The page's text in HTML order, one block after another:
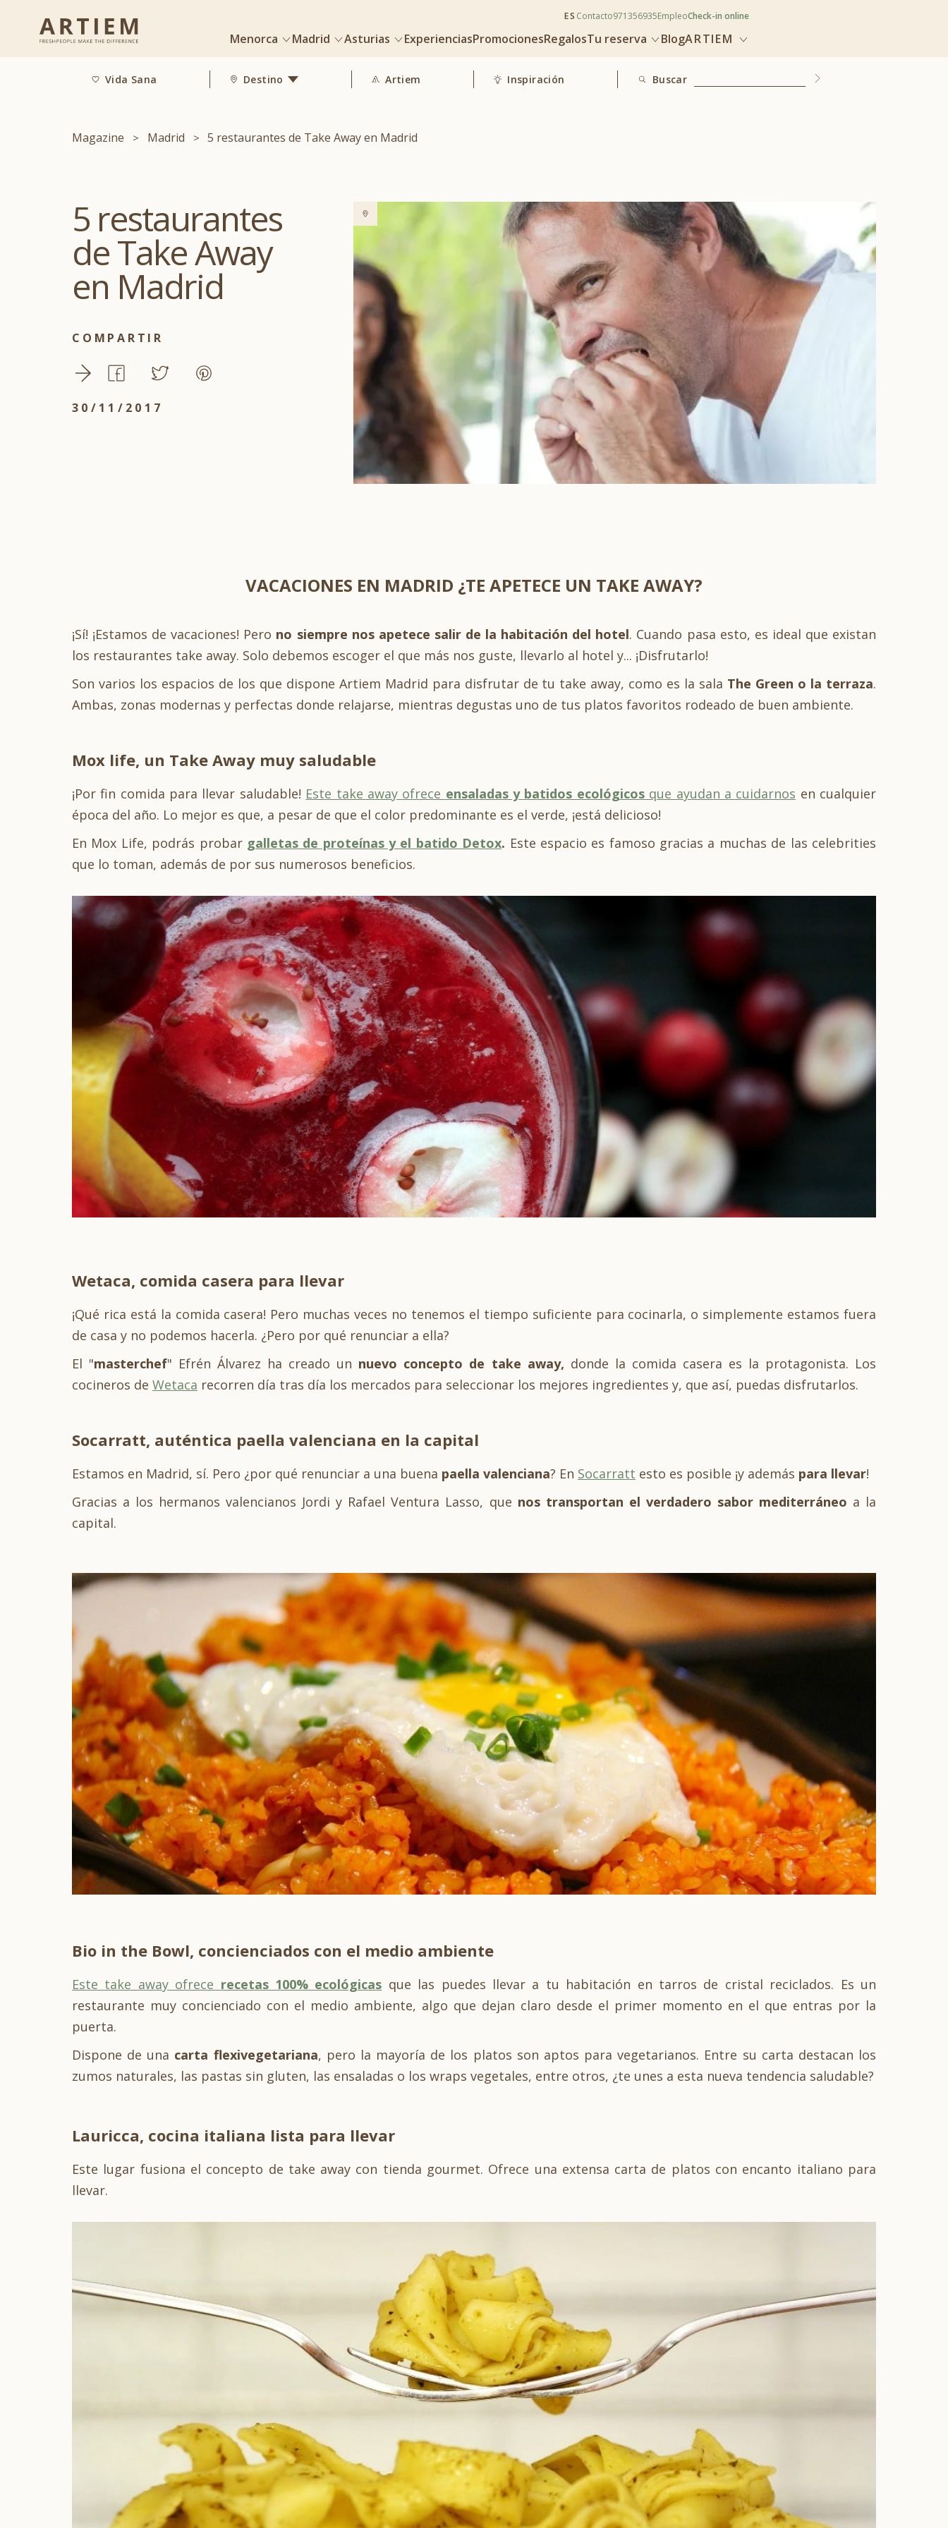
Menorca Madrid Asturias ExperienciasPromocionesRegalosTu reserva BlogARTIEM
Check-in online
Empleo
971356935
Contacto
ES
Vida Sana Destino Artiem Inspiración Buscar
Magazine Madrid 5 restaurantes de Take Away en Madrid
5 restaurantes
de Take Away
en Madrid
COMPARTIR
30/11/2017
VACACIONES EN MADRID ¿TE APETECE UN TAKE AWAY?
¡Sí! ¡Estamos de vacaciones! Pero no siempre nos apetece salir de la habitación del hotel. Cuando pasa esto, es ideal que existan
los restaurantes take away. Solo debemos escoger el que más nos guste, llevarlo al hotel y... ¡Disfrutarlo!
Son varios los espacios de los que dispone Artiem Madrid para disfrutar de tu take away, como es la sala The Green o la terraza.
Ambas, zonas modernas y perfectas donde relajarse, mientras degustas uno de tus platos favoritos rodeado de buen ambiente.
Mox life, un Take Away muy saludable
¡Por fin comida para llevar saludable! Este take away ofrece ensaladas y batidos ecológicosque ayudan a cuidarnos en cualquier
época del año. Lo mejor es que, a pesar de que el color predominante es el verde, ¡está delicioso!
En Mox Life, podrás probar galletas de proteínas y el batido Detox. Este espacio es famoso gracias a muchas de las celebrities
que lo toman, además de por sus numerosos beneficios.
Wetaca, comida casera para llevar
¡Qué rica está la comida casera! Pero muchas veces no tenemos el tiempo suficiente para cocinarla, o simplemente estamos fuera
de casa y no podemos hacerla. ¿Pero por qué renunciar a ella?
El "masterchef" Efrén Álvarez ha creado un nuevo concepto de take away, donde la comida casera es la protagonista. Los
cocineros de Wetaca recorren día tras día los mercados para seleccionar los mejores ingredientes y, que así, puedas disfrutarlos.
Socarratt, auténtica paella valenciana en la capital
Estamos en Madrid, sí. Pero ¿por qué renunciar a una buena paella valenciana? En Socarratt esto es posible ¡y además para llevar!
Gracias a los hermanos valencianos Jordi y Rafael Ventura Lasso, que nos transportan el verdadero sabor mediterráneo a la
capital.
Bio in the Bowl, concienciados con el medio ambiente
Este take away ofrece recetas 100% ecológicas que las puedes llevar a tu habitación en tarros de cristal reciclados. Es un
restaurante muy concienciado con el medio ambiente, algo que dejan claro desde el primer momento en el que entras por la
puerta.
Dispone de una carta flexivegetariana, pero la mayoría de los platos son aptos para vegetarianos. Entre su carta destacan los
zumos naturales, las pastas sin gluten, las ensaladas o los wraps vegetales, entre otros, ¿te unes a esta nueva tendencia saludable?
Lauricca, cocina italiana lista para llevar
Este lugar fusiona el concepto de take away con tienda gourmet. Ofrece una extensa carta de platos con encanto italiano para
llevar.